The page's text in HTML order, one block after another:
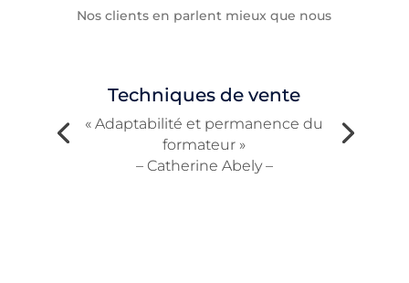
Nos clients en parlent mieux que nous
Techniques de vente
« Adaptabilité et permanence du
formateur »
– Catherine Abely –